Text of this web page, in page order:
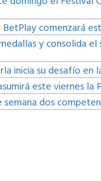
comenzará
y consolida
inicia su desafío en
este viernes la
dos